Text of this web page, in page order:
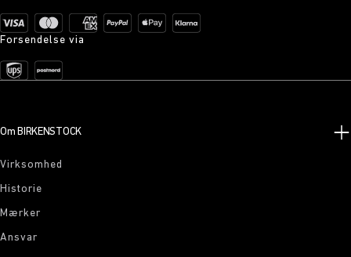
Forsendelse via
Om BIRKENSTOCK
Virksomhed
Historie
Mærker
Ansvar